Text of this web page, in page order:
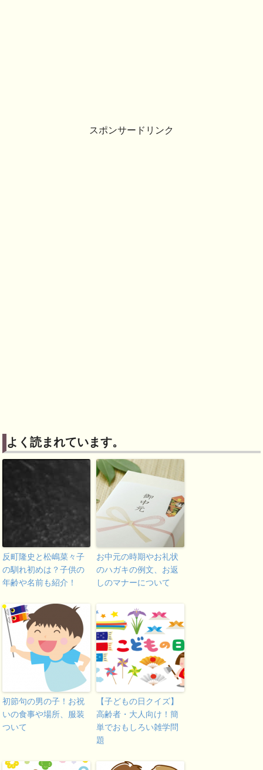
スポンサードリンク
よく読まれています。
反町隆史と松嶋菜々子
の馴れ初めは？子供の
年齢や名前も紹介！
お中元の時期やお礼状
のハガキの例文、お返
しのマナーについて
初節句の男の子！お祝
いの食事や場所、服装
ついて
【子どもの日クイズ】
高齢者・大人向け！簡
単でおもしろい雑学問
題